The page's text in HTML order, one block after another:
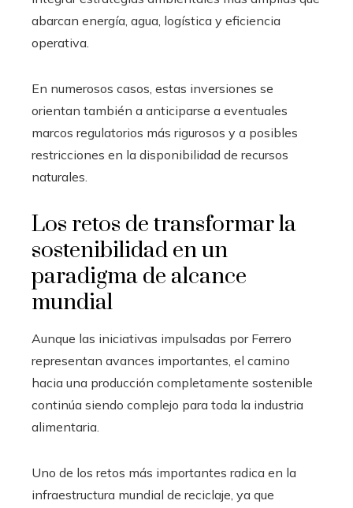
abarcan energía, agua, logística y eficiencia
operativa.
En numerosos casos, estas inversiones se
orientan también a anticiparse a eventuales
marcos regulatorios más rigurosos y a posibles
restricciones en la disponibilidad de recursos
naturales.
Los retos de transformar la
sostenibilidad en un
paradigma de alcance
mundial
Aunque las iniciativas impulsadas por Ferrero
representan avances importantes, el camino
hacia una producción completamente sostenible
continúa siendo complejo para toda la industria
alimentaria.
Uno de los retos más importantes radica en la
infraestructura mundial de reciclaje, ya que